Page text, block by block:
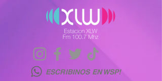
ESCRIBINOS EN WSP!